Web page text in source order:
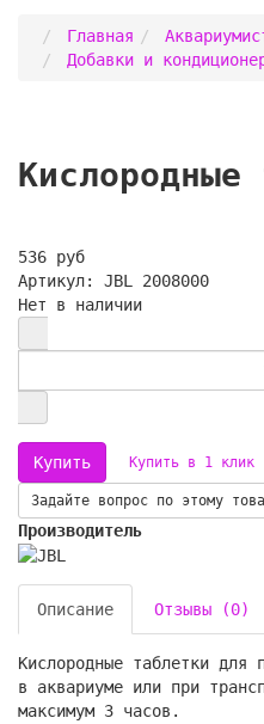
Главная
Добавки и
Кислородные
536 руб
Артикул: JBL 2008000
Нет в наличии
Купить в 1 клик
Задайте вопрос по этому
Производитель
Описание Отзывы (0)
Кислородные таблетки для
в аквариуме или при
максимум 3 часов.